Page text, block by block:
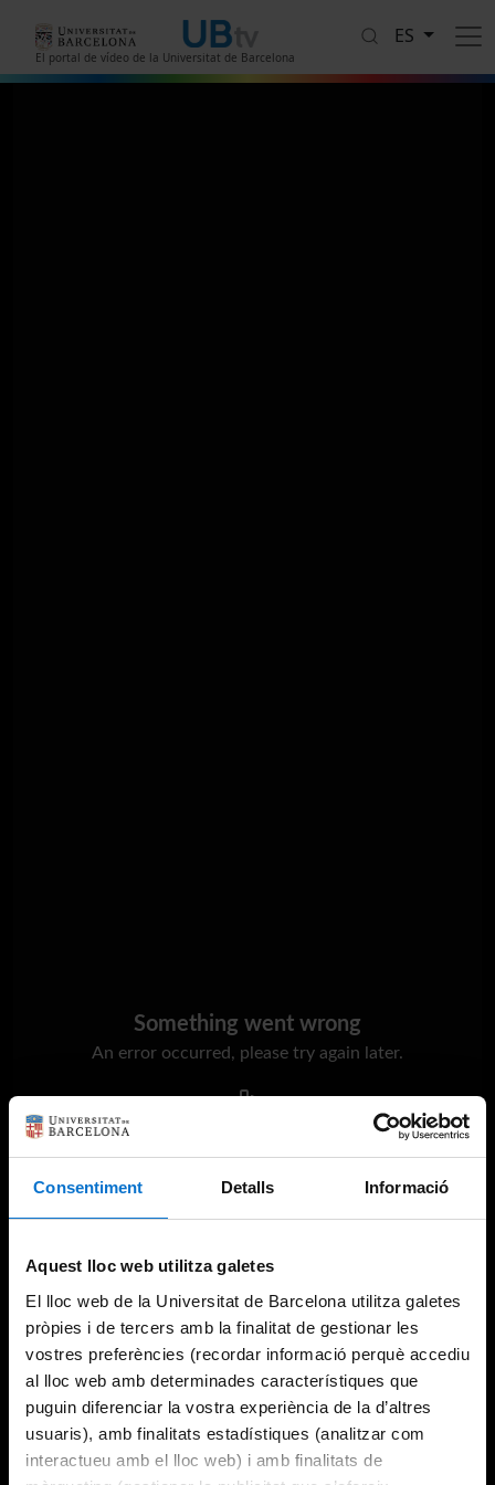
Consentiment Detalls Informació
Aquest lloc web utilitza galetes
El lloc web de la Universitat de Barcelona utilitza galetes
pròpies i de tercers amb la finalitat de gestionar les
vostres preferències (recordar informació perquè accediu
al lloc web amb determinades característiques que
puguin diferenciar la vostra experiència de la d’altres
usuaris), amb finalitats estadístiques (analitzar com
interactueu amb el lloc web) i amb finalitats de
El portal de vídeo de la Universitat de Barcelona
ES
Something went wrong
An error occurred, please try again later.